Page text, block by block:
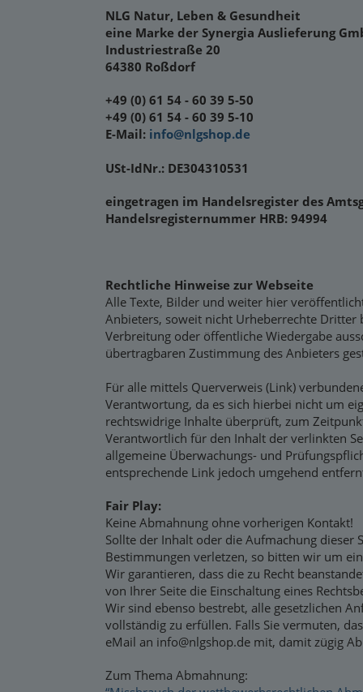
NLG Natur, Leben & Gesundheit
eine Marke der Synergia Auslieferung
Industriestraße 20
64380 Roßdorf
+49 (0) 61 54 - 60 39 5-50
+49 (0) 61 54 - 60 39 5-10
E-Mail: info@nlgshop.de
USt-IdNr.: DE304310531
eingetragen im Handelsregister des
Handelsregisternummer HRB: 94994
Rechtliche Hinweise zur Webseite
Alle Texte, Bilder und weiter hier
Anbieters, soweit nicht Urheberrechte Dritter
Verbreitung oder öffentliche Wiedergabe
übertragbaren Zustimmung des Anbieters
Für alle mittels Querverweis (Link)
Verantwortung, da es sich hierbei nicht um
rechtswidrige Inhalte überprüft, zum
Verantwortlich für den Inhalt der verlinkten
allgemeine Überwachungs- und
entsprechende Link jedoch umgehend
Fair Play:
Keine Abmahnung ohne vorherigen Kontakt!
Sollte der Inhalt oder die Aufmachung dieser
Bestimmungen verletzen, so bitten wir um
Wir garantieren, dass die zu Recht
von Ihrer Seite die Einschaltung eines
Wir sind ebenso bestrebt, alle gesetzlichen
vollständig zu erfüllen. Falls Sie vermuten,
eMail an info@nlgshop.de mit, damit zügig
Zum Thema Abmahnung: